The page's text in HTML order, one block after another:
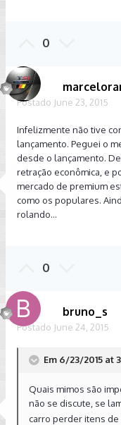
0
Postado June 23, 2015
Infelizmente não tive
lançamento. Peguei o
desde o lançamento.
retração econômica, e
mercado de premium
como os populares.
rolando...
0
bruno_s
Postado June 24, 2015
Em 6/23/2015 at
Quais mimos são
não se discute, se
carro perder itens